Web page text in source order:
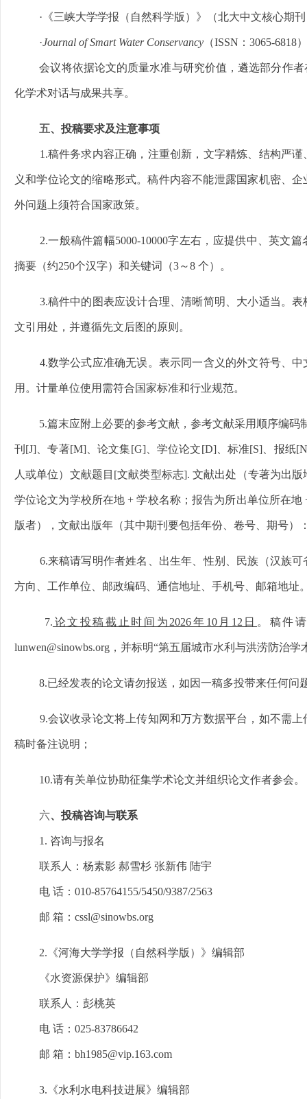
·《三峡大学学报（自然科学版）》（北大中文核心期
·Journal of Smart Water Conservancy （ISSN：3065-6818）
会议将依据论文的质量水准与研究价值，遴选部分作
化学术对话与成果共享。
五、投稿要求及注意事项
1.稿件务求内容正确，注重创新，文字精炼、结构严
义和学位论文的缩略形式。稿件内容不能泄露国家机密、
外问题上须符合国家政策。
2.一般稿件篇幅5000-10000字左右，应提供中、英文
摘要（约250个汉字）和关键词（3～8 个）。
3.稿件中的图表应设计合理、清晰简明、大小适当。
文引用处，并遵循先文后图的原则。
4.数学公式应准确无误。表示同一含义的外文符号、
用。计量单位使用需符合国家标准和行业规范。
5.篇末应附上必要的参考文献，参考文献采用顺序编
刊[J]、专著[M]、论文集[G]、学位论文[D]、标准[S]、报纸
人或单位）文献题目[文献类型标志]. 文献出处（专著为出
学位论文为学校所在地 + 学校名称；报告为所出单位所在
版者），文献出版年（其中期刊要包括年份、卷号、期号）
6.来稿请写明作者姓名、出生年、性别、民族（汉族
方向、工作单位、邮政编码、通信地址、手机号、邮箱地址
7. 论文投稿截止时间为2026年10月12日 。稿件
lunwen@sinowbs.org，并标明“第五届城市水利与洪涝防治学
8.已经发表的论文请勿报送，如因一稿多投带来任何问
9.会议收录论文将上传知网和万方数据平台，如不需
稿时备注说明；
10.请有关单位协助征集学术论文并组织论文作者参会。
六、投稿咨询与联系
1. 咨询与报名
联系人：杨素影 郝雪杉 张新伟 陆宇
电 话：010-85764155/5450/9387/2563
邮 箱：cssl@sinowbs.org
2.《河海大学学报（自然科学版）》编辑部
《水资源保护》编辑部
联系人：彭桃英
电 话：025-83786642
邮 箱：bh1985@vip.163.com
3.《水利水电科技进展》编辑部